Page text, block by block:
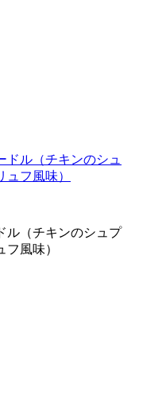
ル（チキンのシュプ
風味）